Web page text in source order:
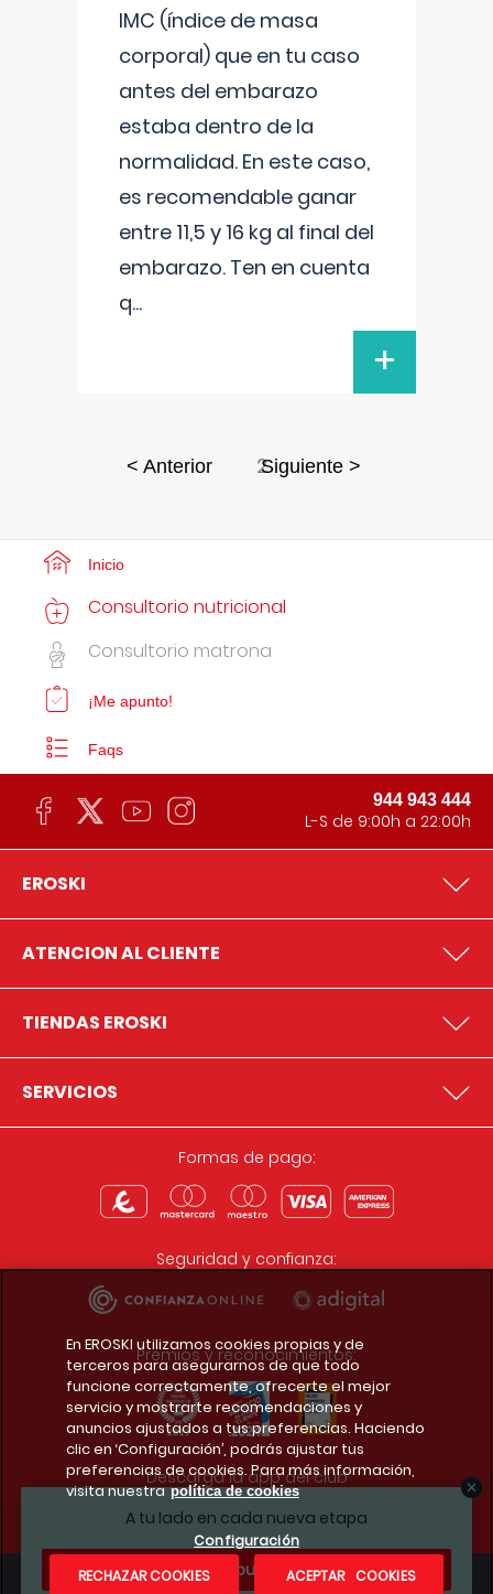
IMC (índice de masa
corporal) que en tu caso
antes del embarazo
estaba dentro de la
normalidad. En este caso,
es recomendable ganar
entre 11,5 y 16 kg al final del
embarazo. Ten en cuenta
q...
+
< Anterior 2Siguiente >
A tu lado en cada nueva etapa
¿Te apuntas?
Inicio
Consultorio nutricional
Consultorio matrona
¡Me apunto!
Faqs
944 943 444
L-S de 9:00h a 22:00h
EROSKI
ATENCION AL CLIENTE
TIENDAS EROSKI
SERVICIOS
Formas de pago:
Seguridad y confianza:
Premios y reconocimientos:
Descarga la app del club
En EROSKI utilizamos cookies propias y de
terceros para asegurarnos de que todo
funcione correctamente, ofrecerte el mejor
servicio y mostrarte recomendaciones y
anuncios ajustados a tus preferencias. Haciendo
clic en ‘Configuración’, podrás ajustar tus
preferencias de cookies. Para más información,
visita nuestra política de cookies
Configuración
RECHAZAR COOKIES
ACEPTAR COOKIES